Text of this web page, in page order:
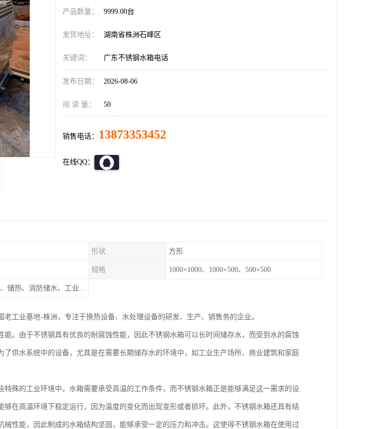
产品数量： 9999.00台
发货地址： 湖南省株洲石峰区
关键词： 广东不锈钢水箱电话
发布日期： 2026-08-06
阅 读 量： 50
销售电话： 13873353452
在线QQ：
形状 方形
规格 1000×1000、1000×500、500×500
广泛应用于生活给水、储热、消防储水、工业储水、膨胀水箱等系统。
工业基地-株洲，专注于换热设备、水处理设备的研发、生产、销售务的企业。
能。由于不锈钢具有优良的耐腐蚀性能，因此不锈钢水箱可以长时间储存水，而受到水的腐蚀
了供水系统中的设备，尤其是在需要长期储存水的环境中，如工业生产场所、商业建筑和家庭
特殊的工业环境中，水箱需要承受高温的工作条件，而不锈钢水箱正是能够满足这一需求的设
够在高温环境下稳定运行，因为温度的变化而出现变形或者损坏。此外，不锈钢水箱还具有结
械性能，因此制成的水箱结构坚固，能够承受一定的压力和冲击。这使得不锈钢水箱在使用过